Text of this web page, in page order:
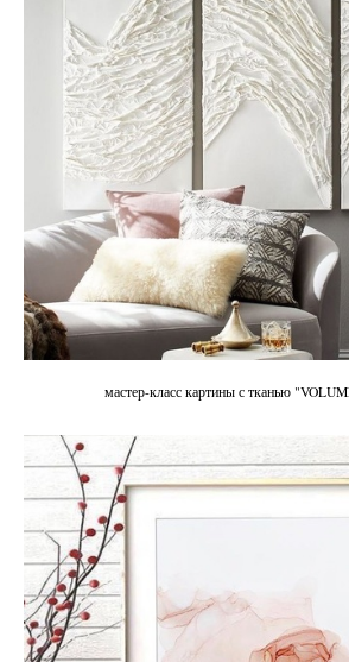
мастер-класс картины с тканью